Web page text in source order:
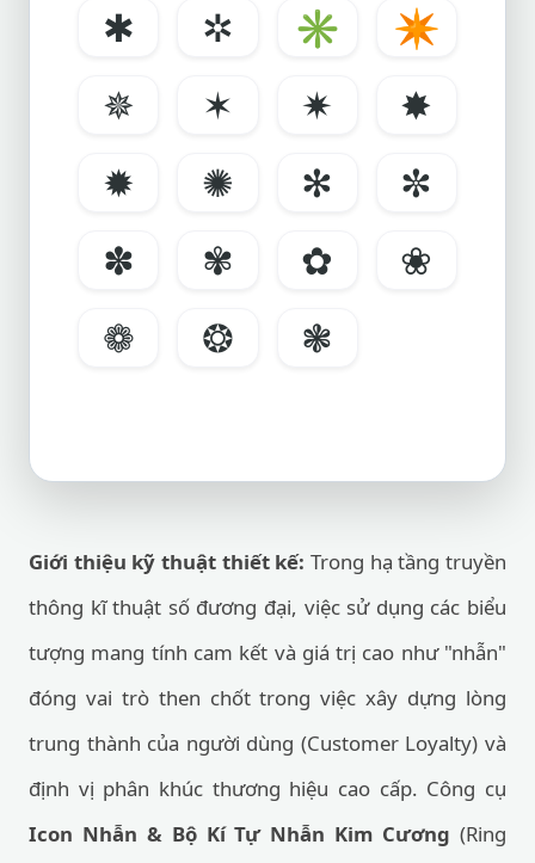
✱
✲ ✳
✴
✵
✶ ✷
✸
✹
✺ ✻
✼
✽
✾ ✿
❀
❁
❂ ❃
Giới thiệu kỹ thuật thiết kế: Trong hạ tầng truyền
thông kĩ thuật số đương đại, việc sử dụng các biểu
tượng mang tính cam kết và giá trị cao như "nhẫn"
đóng vai trò then chốt trong việc xây dựng lòng
trung thành của người dùng (Customer Loyalty) và
định vị phân khúc thương hiệu cao cấp. Công cụ
Icon Nhẫn & Bộ Kí Tự Nhẫn Kim Cương (Ring